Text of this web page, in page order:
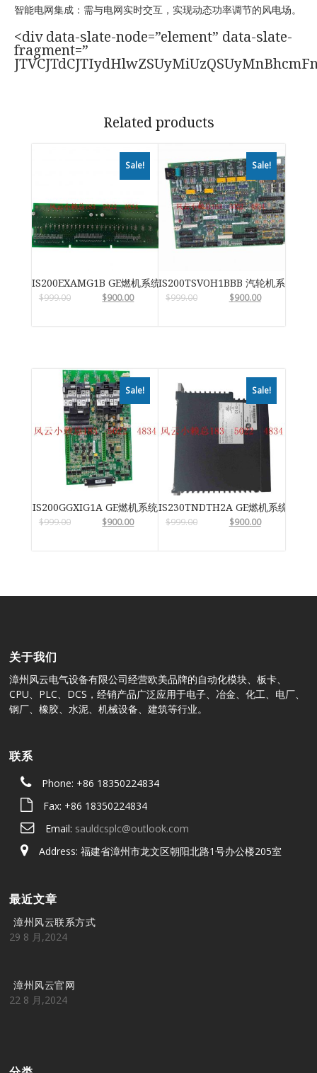
智能电网集成：需与电网实时交互，实现动态功率调节的风电场。
<div data-slate-node=”element” data-slate-
fragment=”
Related products
Sale!
IS200EXAMG1B GE燃机系统
$999.00 $900.00
Sale!
IS200TSVOH1BBB 汽轮机系统卡件
$999.00 $900.00
Sale!
IS200GGXIG1A GE燃机系统
$999.00 $900.00
Sale!
IS230TNDTH2A GE燃机系统
$999.00 $900.00
关于我们
漳州风云电气设备有限公司经营欧美品牌的自动化模块、板卡、
CPU、PLC、DCS，经销产品广泛应用于电子、冶金、化工、电厂、
钢厂、橡胶、水泥、机械设备、建筑等行业。
联系
Phone: +86 18350224834
Fax: +86 18350224834
Email: sauldcsplc@outlook.com
Address: 福建省漳州市龙文区朝阳北路1号办公楼205室
最近文章
漳州风云联系方式
29 8 月,2024
漳州风云官网
22 8 月,2024